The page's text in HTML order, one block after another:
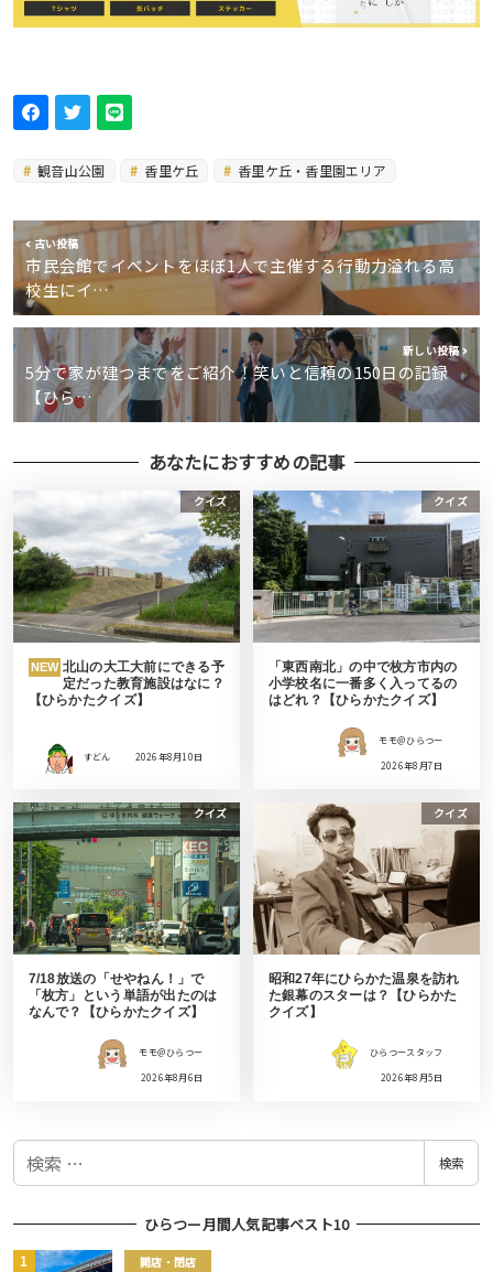
観音山公園 香里ケ丘 香里ケ丘・香里園エリア
古い投稿
市民会館でイベントをほぼ1人で主催する行動力溢れる高
校生にイ…
新しい投稿
5分で家が建つまでをご紹介！笑いと信頼の150日の記録
【ひら…
あなたにおすすめの記事
クイズ
NEW 北山の大工大前にできる予
定だった教育施設はなに？
【ひらかたクイズ】
すどん 2026年8月10日
クイズ
「東西南北」の中で枚方市内の
小学校名に一番多く入ってるの
はどれ？【ひらかたクイズ】
モモ＠ひらつー
2026年8月7日
クイズ
7/18放送の「せやねん！」で
「枚方」という単語が出たのは
なんで？【ひらかたクイズ】
モモ＠ひらつー
2026年8月6日
クイズ
昭和27年にひらかた温泉を訪れ
た銀幕のスターは？【ひらかた
クイズ】
ひらつースタッフ
2026年8月5日
検
検索
ひらつー月間人気記事ベスト10
開店・閉店